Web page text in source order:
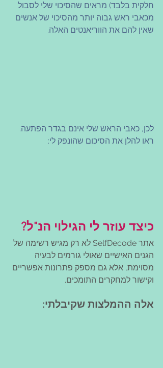
חלקית בלבד) מראים שהסיכוי שלי לסבול
מכאבי ראש גבוה יותר מהסיכוי של אנשים
שאין להם את הווריאנטים האלה.
לכן, כאבי הראש שלי אינם בגדר הפתעה.
ראו להלן את הסיכום שהונפק לי:
כיצד עוזר לי הגילוי הנ"ל?
אתר SelfDecode לא רק מגיש רשימה של
הגנים האישיים שאולי גורמים לבעיה
מסוימת, אלא גם מספק פתרונות אפשריים
וקישור למחקרים התומכים.
אלה ההמלצות שקיבלתי: